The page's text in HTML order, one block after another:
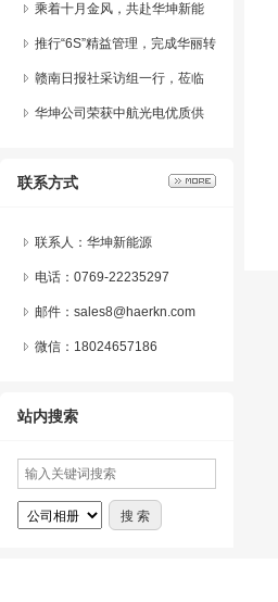
乡贤开展智能制造产教融合协
同创新交流会
乘着十月金风，共赴华坤新能
源赣州文化之旅
推行“6S”精益管理，完成华丽转
身
赣南日报社采访组一行，莅临
广东华坤新能源股份有限公司
华坤公司荣获中航光电优质供
作，推动共赢发展！
联系方式
联系人：华坤新能源
电话：0769-22235297
邮件：sales8@haerkn.com
微信： 18024657186
站内搜索